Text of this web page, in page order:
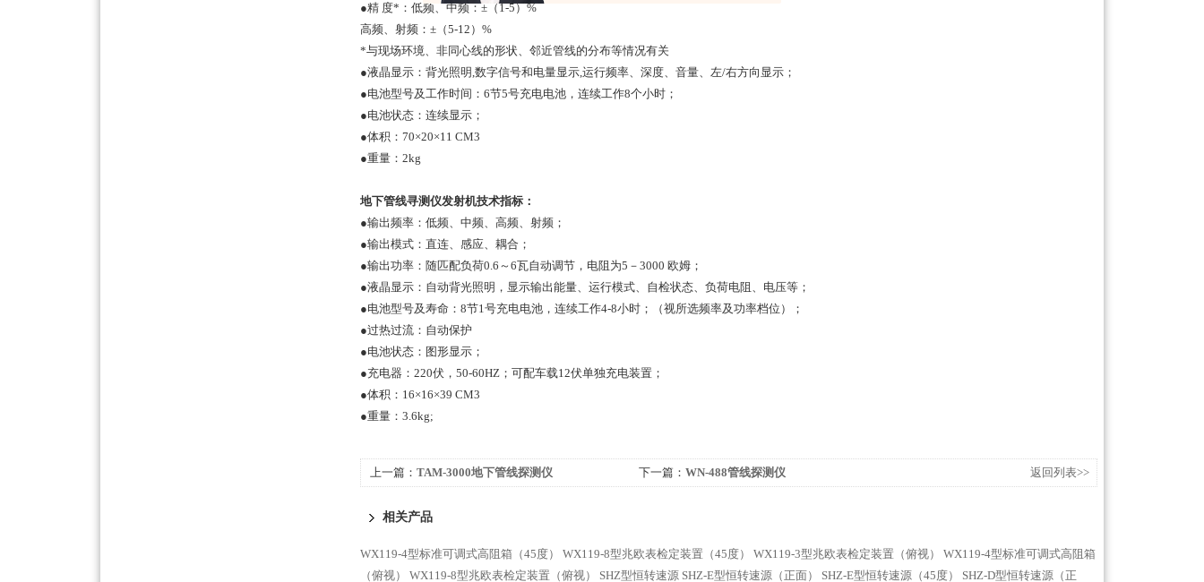
●精 度*：低频、中频：±（1-5）%
高频、射频：±（5-12）%
*与现场环境、非同心线的形状、邻近管线的分布等情况有关
●液晶显示：背光照明,数字信号和电量显示,运行频率、深度、音量、左/右方向显示；
●电池型号及工作时间：6节5号充电电池，连续工作8个小时；
●电池状态：连续显示；
●体积：70×20×11 CM3
●重量：2kg
地下管线寻测仪发射机技术指标：
●输出频率：低频、中频、高频、射频；
●输出模式：直连、感应、耦合；
●输出功率：随匹配负荷0.6～6瓦自动调节，电阻为5－3000 欧姆；
●液晶显示：自动背光照明，显示输出能量、运行模式、自检状态、负荷电阻、电压等；
●电池型号及寿命：8节1号充电电池，连续工作4-8小时；（视所选频率及功率档位）；
●过热过流：自动保护
●电池状态：图形显示；
●充电器：220伏，50-60HZ；可配车载12伏单独充电装置；
●体积：16×16×39 CM3
●重量：3.6kg;
上一篇： TAM-3000地下管线探测仪 下一篇： WN-488管线探测仪 返回列表>>
相关产品
WX119-4型标准可调式高阻箱（45度） WX119-8型兆欧表检定装置（45度） WX119-3型兆欧表检定装置（俯视）
WX119-4型标准可调式高阻箱
（俯视）
WX119-8型兆欧表检定装置（俯视） SHZ型恒转速源 SHZ-E型恒转速源（正面） SHZ-E型恒转速源（45度） SHZ-D型恒转速源（正